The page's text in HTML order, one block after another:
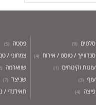
סלטים (
9
)
סנדוויץ' / טוסט / אירוח (
4
)
עוגות וקינוחים (
1
)
עוף (
3
)
פיצה (
4
)
פסטה (
5
)
צמחוני /
שווארמה (
שניצל (
7
)
תאילנדי /